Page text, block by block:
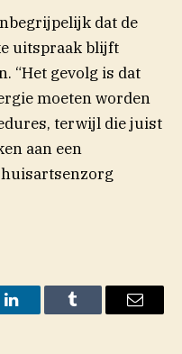
dat de
uitspraak blijft
“Het gevolg is dat
moeten worden
terwijl die juist
aan een
LinkedInTumblr Email